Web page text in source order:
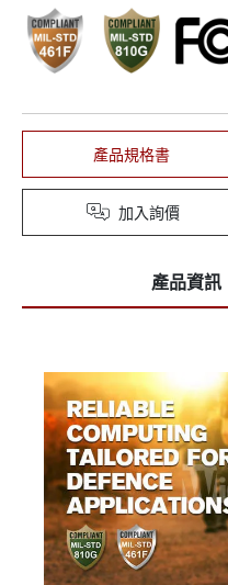
產品規格書
加入詢價
產品資訊